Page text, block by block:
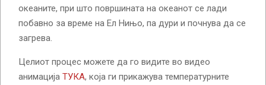
океаните, при што површината на океанот се лади
побавно за време на Ел Нињо, па дури и почнува да се
загрева.
Целиот процес можете да го видите во видео
анимација ТУКА, која ги прикажува температурните